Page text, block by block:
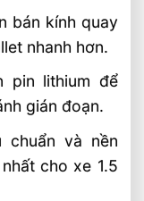
bán kính quay
nhanh hơn.
pin lithium để
gián đoạn.
chuẩn và nền
cho xe 1.5